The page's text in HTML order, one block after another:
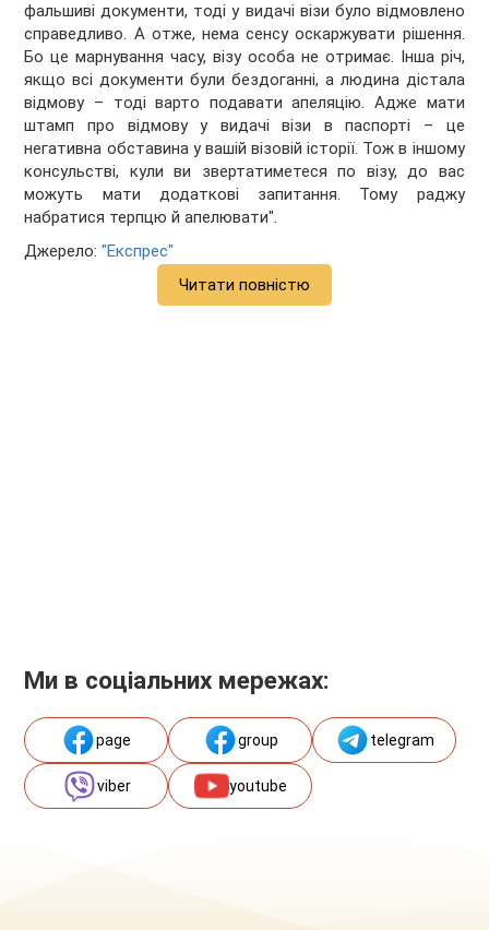
фальшиві документи, тоді у видачі візи було відмовлено
справедливо. А отже, нема сенсу оскаржувати рішення.
Бо це марнування часу, візу особа не отримає. Інша річ,
якщо всі документи були бездоганні, а людина дістала
відмову – тоді варто подавати апеляцію. Адже мати
штамп про відмову у видачі візи в паспорті – це
негативна обставина у вашій візовій історії. Тож в іншому
консульстві, кули ви звертатиметеся по візу, до вас
можуть мати додаткові запитання. Тому раджу
набратися терпцю й апелювати".
Джерело:"Експрес"
Читати повністю
Ми в соціальних мережах:
page group telegram
viber youtube